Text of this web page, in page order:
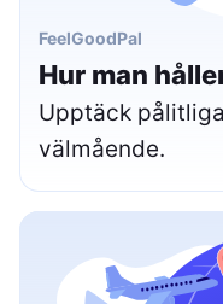
FeelGoodPal
Hur man
Upptäck
välmående.